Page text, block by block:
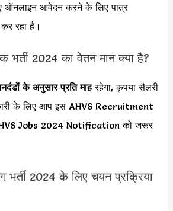
आवेदन करने के लिए पात्र
रहा है।
भर्ती 2024 का वेतन मान क्या है?
के अनुसारप्रति माहरहेगा, कृपया सैलरी
के लिए आप इस AHVS Recruitment
Jobs 2024 Notification को जरूर
भर्ती 2024 के लिए चयन प्रक्रिया